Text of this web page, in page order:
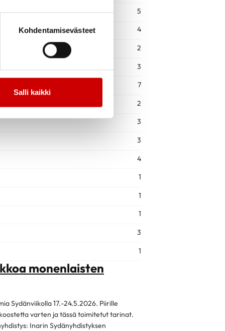
Kohdentamisevästeet
Salli kaikki
5
4
2
3
7
2
3
3
4
1
1
1
3
1
monenlaisten
Sydänviikolla 17.-24.5.2026. Piirille
varten ja tässä toimitetut tarinat.
Inarin Sydänyhdistyksen